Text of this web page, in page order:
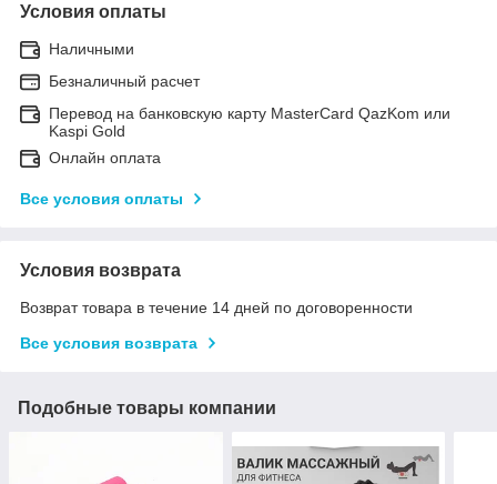
Условия оплаты
Наличными
Безналичный расчет
Перевод на банковскую карту MasterCard QazKom или
Kaspi Gold
Онлайн оплата
Все условия оплаты
Условия возврата
Возврат товара в течение 14 дней по договоренности
Все условия возврата
Подобные товары компании